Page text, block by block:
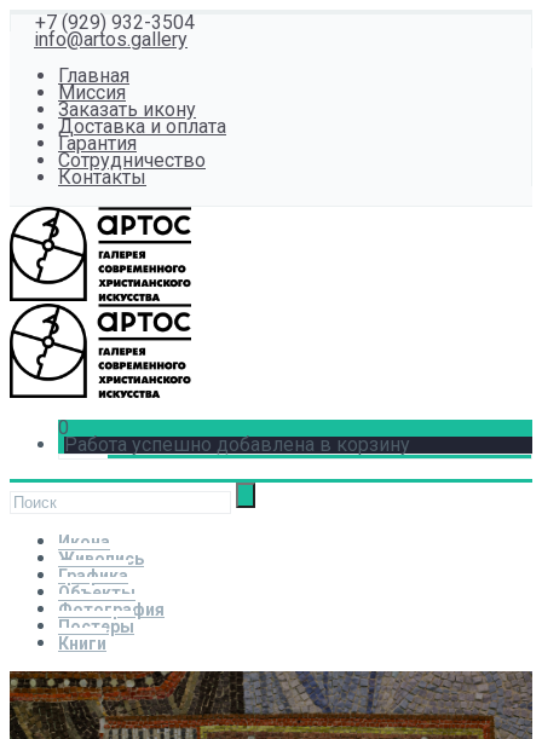
+7 (929) 932-3504
info@artos.gallery
Главная
Миссия
Заказать икону
Доставка и оплата
Гарантия
Сотрудничество
Контакты
0
Работа успешно добавлена в корзину
Икона
Живопись
Графика
Объекты
Фотография
Постеры
Книги